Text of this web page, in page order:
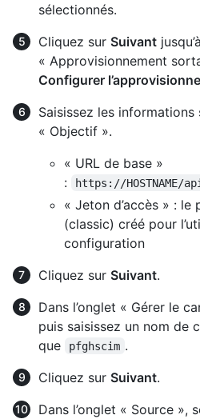
sélectionnés.
Cliquez sur Suivant
« Approvisionnement
Configurer
Saisissez les informations
« Objectif ».
« URL de base »
:
https://HOSTNAME/
« Jeton d’accès » :
(classic) créé pour
configuration
Cliquez sur Suivant.
Dans l’onglet « Gérer le
puis saisissez un nom de
que
pfghscim .
Cliquez sur Suivant.
Dans l’onglet « Source »,